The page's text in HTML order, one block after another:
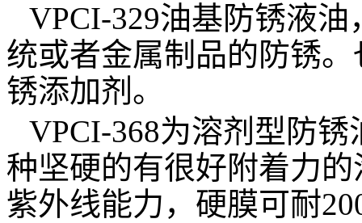
VPCI-329油基防锈液油
统或者金属制品的防锈
锈添加剂。
VPCI-368为溶剂型防锈
种坚硬的有很好附着力
紫外线能力，硬膜可耐